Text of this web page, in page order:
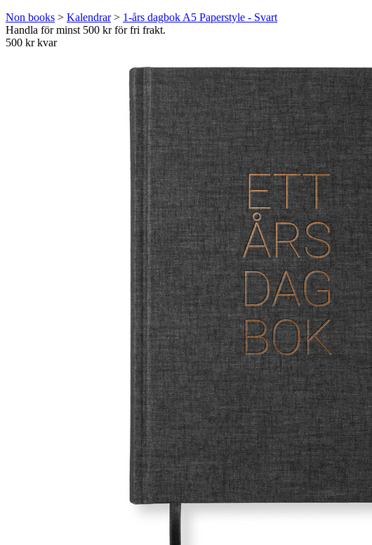
Non books > Kalendrar> 1-års dagbok A5 Paperstyle - Svart
Handla för minst 500 kr för fri frakt.
500 kr kvar